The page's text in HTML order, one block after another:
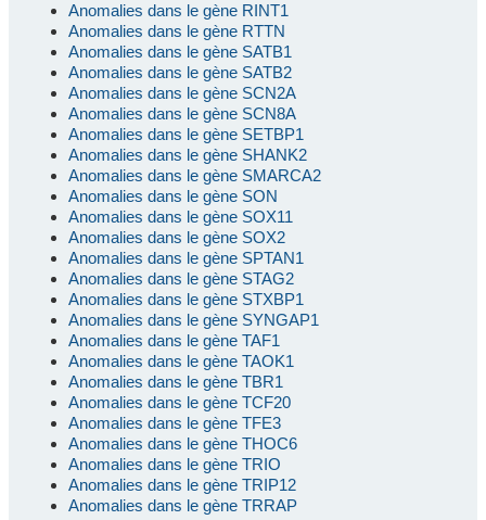
Anomalies dans le gène RINT1
Anomalies dans le gène RTTN
Anomalies dans le gène SATB1
Anomalies dans le gène SATB2
Anomalies dans le gène SCN2A
Anomalies dans le gène SCN8A
Anomalies dans le gène SETBP1
Anomalies dans le gène SHANK2
Anomalies dans le gène SMARCA2
Anomalies dans le gène SON
Anomalies dans le gène SOX11
Anomalies dans le gène SOX2
Anomalies dans le gène SPTAN1
Anomalies dans le gène STAG2
Anomalies dans le gène STXBP1
Anomalies dans le gène SYNGAP1
Anomalies dans le gène TAF1
Anomalies dans le gène TAOK1
Anomalies dans le gène TBR1
Anomalies dans le gène TCF20
Anomalies dans le gène TFE3
Anomalies dans le gène THOC6
Anomalies dans le gène TRIO
Anomalies dans le gène TRIP12
Anomalies dans le gène TRRAP